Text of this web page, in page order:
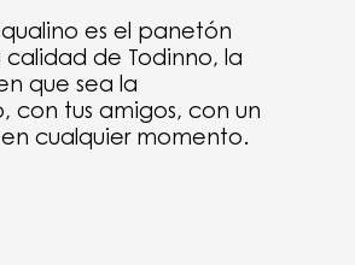
es el panetón
calidad de Todinno, la
que sea la
con tus amigos, con un
cualquier momento.